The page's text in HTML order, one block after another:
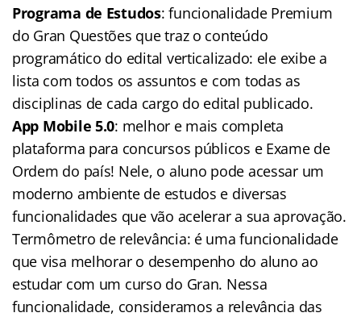
Programa de Estudos: funcionalidade Premium
do Gran Questões que traz o conteúdo
programático do edital verticalizado: ele exibe a
lista com todos os assuntos e com todas as
disciplinas de cada cargo do edital publicado.
App Mobile 5.0: melhor e mais completa
plataforma para concursos públicos e Exame de
Ordem do país! Nele, o aluno pode acessar um
moderno ambiente de estudos e diversas
funcionalidades que vão acelerar a sua aprovação.
Termômetro de relevância: é uma funcionalidade
que visa melhorar o desempenho do aluno ao
estudar com um curso do Gran. Nessa
funcionalidade, consideramos a relevância das